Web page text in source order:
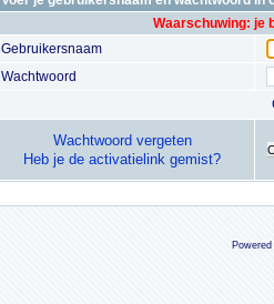
Waarschuwing: je
Gebruikersnaam
Wachtwoord
Wachtwoord vergeten
Heb je de activatielink gemist?